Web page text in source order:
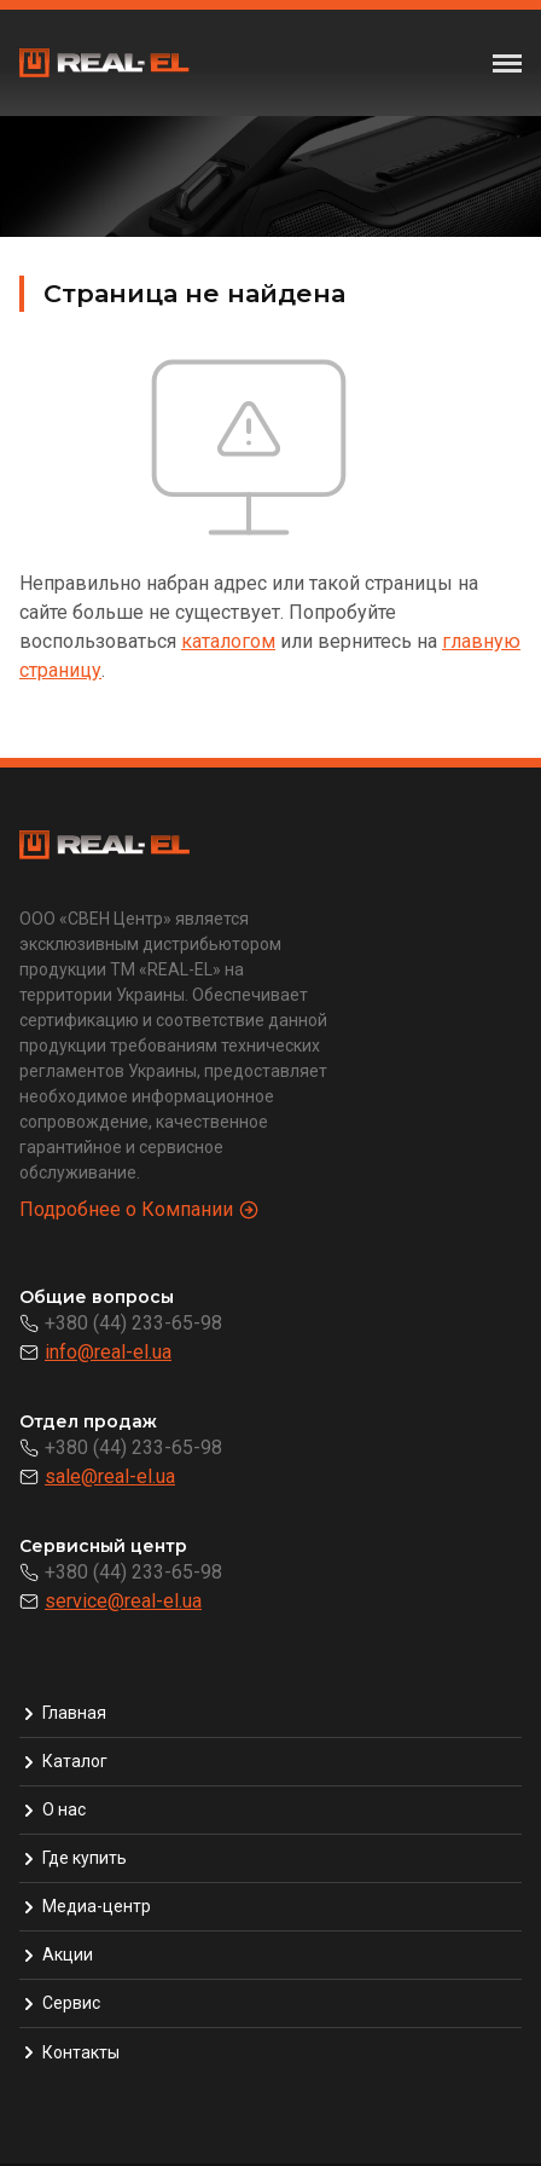
Страница не найдена
Неправильно набран адрес или такой страницы на
сайте больше не существует. Попробуйте
воспользоваться каталогом или вернитесь на главную
страницу.
ООО «СВЕН Центр» является
эксклюзивным дистрибьютором
продукции ТМ «REAL-EL» на
территории Украины. Обеспечивает
сертификацию и соответствие данной
продукции требованиям технических
регламентов Украины, предоставляет
необходимое информационное
сопровождение, качественное
гарантийное и сервисное
обслуживание.
Подробнее о Компании
Общие вопросы
+380 (44) 233-65-98
info@real-el.ua
Отдел продаж
+380 (44) 233-65-98
sale@real-el.ua
Сервисный центр
+380 (44) 233-65-98
service@real-el.ua
Главная
Каталог
О нас
Где купить
Медиа-центр
Акции
Сервис
Контакты